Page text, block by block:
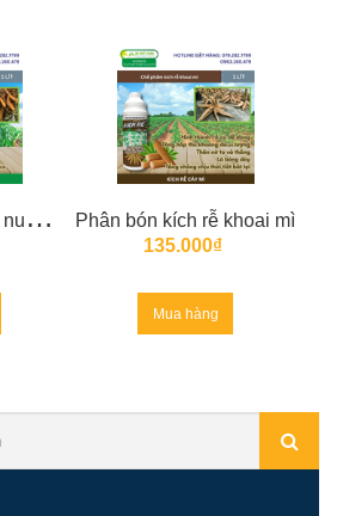
P
hân bón hãm đọt nuôi củ khoai mì
Phân bón kích rễ khoai mì
135.000₫
Mua hàng